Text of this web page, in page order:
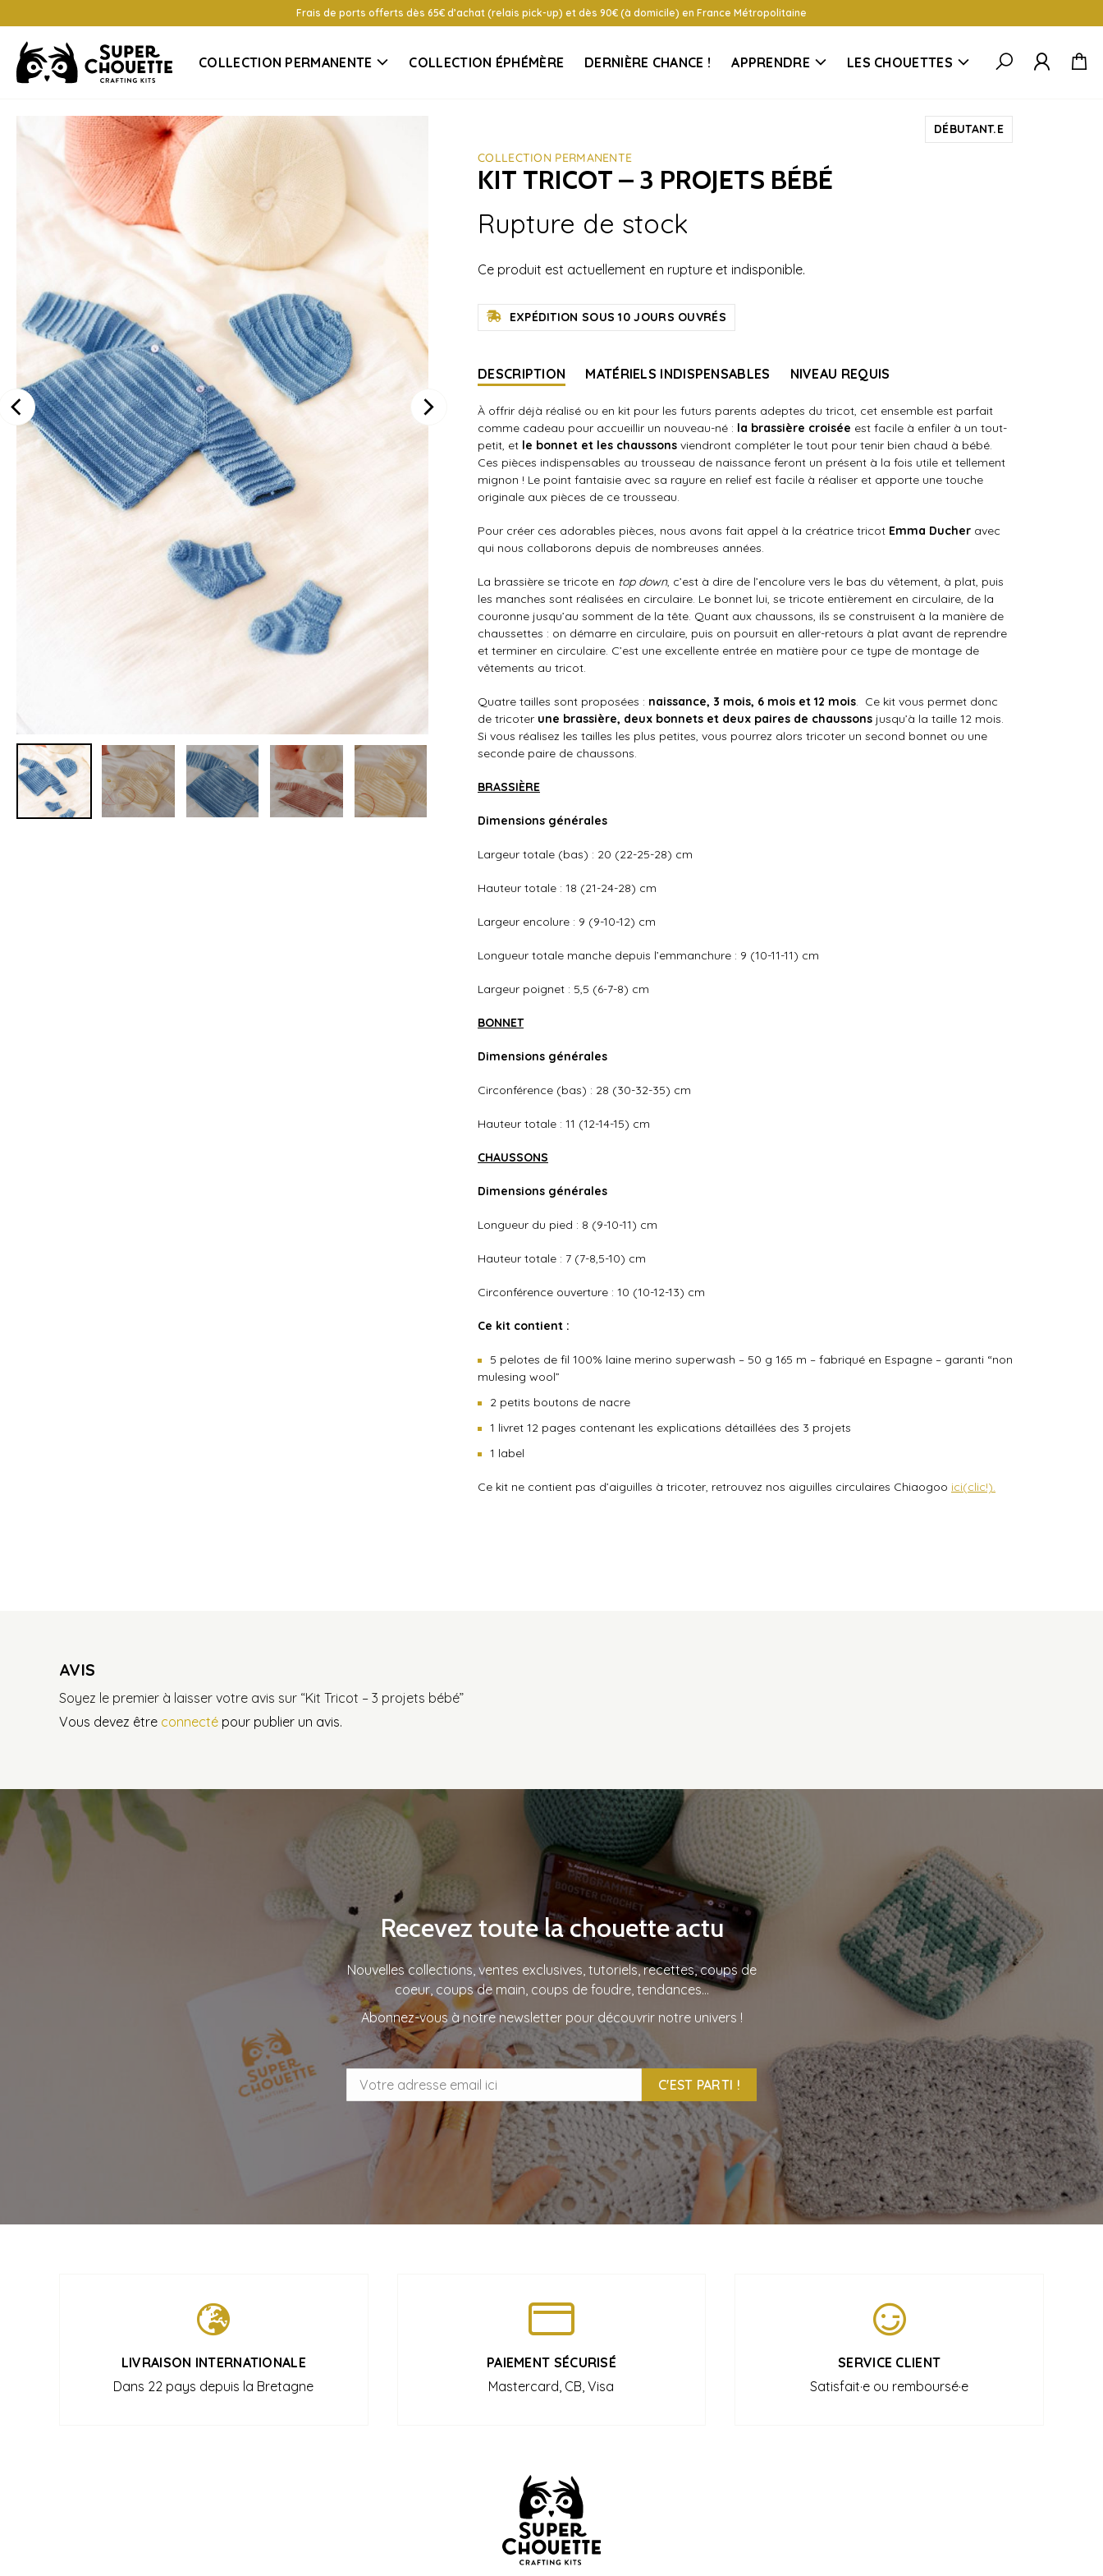
Frais de ports offerts dès 65€ d’achat (relais pick-up) et dès 90€ (à domicile) en France Métropolitaine
COLLECTION PERMANENTE COLLECTION ÉPHÉMÈRE DERNIÈRE CHANCE ! APPRENDRE LES CHOUETTES
DÉBUTANT.E
COLLECTION PERMANENTE
KIT TRICOT – 3 PROJETS BÉBÉ
Rupture de stock
Ce produit est actuellement en rupture et indisponible.
EXPÉDITION SOUS 10 JOURS OUVRÉS
DESCRIPTION MATÉRIELS INDISPENSABLES NIVEAU REQUIS
À offrir déjà réalisé ou en kit pour les futurs parents adeptes du tricot, cet ensemble est parfait
comme cadeau pour accueillir un nouveau-né : la brassière croisée est facile à enfiler à un tout-
petit, et le bonnet et les chaussons viendront compléter le tout pour tenir bien chaud à bébé.
Ces pièces indispensables au trousseau de naissance feront un présent à la fois utile et tellement
mignon ! Le point fantaisie avec sa rayure en relief est facile à réaliser et apporte une touche
originale aux pièces de ce trousseau.
Pour créer ces adorables pièces, nous avons fait appel à la créatrice tricot Emma Ducher avec
qui nous collaborons depuis de nombreuses années.
La brassière se tricote en top down, c’est à dire de l’encolure vers le bas du vêtement, à plat, puis
les manches sont réalisées en circulaire. Le bonnet lui, se tricote entièrement en circulaire, de la
couronne jusqu’au somment de la tête. Quant aux chaussons, ils se construisent à la manière de
chaussettes : on démarre en circulaire, puis on poursuit en aller-retours à plat avant de reprendre
et terminer en circulaire. C’est une excellente entrée en matière pour ce type de montage de
vêtements au tricot.
Quatre tailles sont proposées : naissance, 3 mois, 6 mois et 12 mois. Ce kit vous permet donc
de tricoter une brassière, deux bonnets et deux paires de chaussons jusqu’à la taille 12 mois.
Si vous réalisez les tailles les plus petites, vous pourrez alors tricoter un second bonnet ou une
seconde paire de chaussons.
BRASSIÈRE
Dimensions générales
Largeur totale (bas) : 20 (22-25-28) cm
Hauteur totale : 18 (21-24-28) cm
Largeur encolure : 9 (9-10-12) cm
Longueur totale manche depuis l’emmanchure : 9 (10-11-11) cm
Largeur poignet : 5,5 (6-7-8) cm
BONNET
Dimensions générales
Circonférence (bas) : 28 (30-32-35) cm
Hauteur totale : 11 (12-14-15) cm
CHAUSSONS
Dimensions générales
Longueur du pied : 8 (9-10-11) cm
Hauteur totale : 7 (7-8,5-10) cm
Circonférence ouverture : 10 (10-12-13) cm
Ce kit contient :
5 pelotes de fil 100% laine merino superwash – 50 g 165 m – fabriqué en Espagne – garanti “non
mulesing wool”
2 petits boutons de nacre
1 livret 12 pages contenant les explications détaillées des 3 projets
1 label
Ce kit ne contient pas d’aiguilles à tricoter, retrouvez nos aiguilles circulaires Chiaogoo ici(clic!).
AVIS
Soyez le premier à laisser votre avis sur “Kit Tricot – 3 projets bébé”
Vous devez être connecté pour publier un avis.
Recevez toute la chouette actu
Nouvelles collections, ventes exclusives, tutoriels, recettes, coups de
coeur, coups de main, coups de foudre, tendances…
Abonnez-vous à notre newsletter pour découvrir notre univers !
C'EST PARTI !
LIVRAISON INTERNATIONALE
Dans 22 pays depuis la Bretagne
PAIEMENT SÉCURISÉ
Mastercard, CB, Visa
SERVICE CLIENT
Satisfait·e ou remboursé·e